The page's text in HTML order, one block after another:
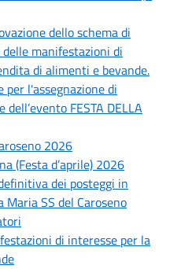
dello schema di
manifestazioni di
di alimenti e bevande.
l'assegnazione di
FESTA DELLA
2026
(Festa d’aprile) 2026
dei posteggi in
SS del Caroseno
di interesse per la